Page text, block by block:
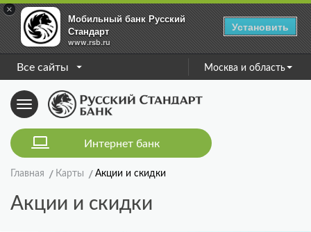
×
Мобильный банк Русский
Стандарт
www.rsb.ru
Установить
Все сайты Москва и область
Toggle
navigation
Интернет банк
Главная Карты Акции и скидки
Акции и скидки